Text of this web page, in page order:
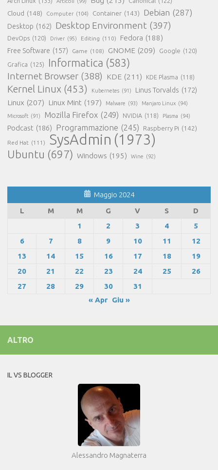
Cloud (148) Computer (104) Container (143) Debian (287)
Desktop (162) Desktop Environment (397)
DevOps (120) Driver (95) Editing (110) Fedora (188)
Free Software (157) Game (108) GNOME (209) Google (120)
Grafica (125) Informatica (583)
Internet Browser (388) KDE (211) KDE Plasma (118)
Kernel Linux (453) Kubernetes (91) Linus Torvalds (172)
Linux (207) Linux Mint (197) Malware (93) Manjaro Linux (94)
Microsoft (91) Mozilla Firefox (249) NVIDIA (118) Plasma (94)
Podcast (186) Programmazione (245) Raspberry Pi (142)
Red Hat (111) SysAdmin (1973)
Ubuntu (697) Windows (195) Wine (92)
Maggio 2024
L
M M G V S
D
1
2 3 4
5
6
7 8 9 10 11
12
13
14 15 16 17 18
19
20
21 22 23 24 25
26
27
28 29 30
31
« Apr
Giu »
ALTRO
IL VS BLOGGER
Alessandro Magnaterra